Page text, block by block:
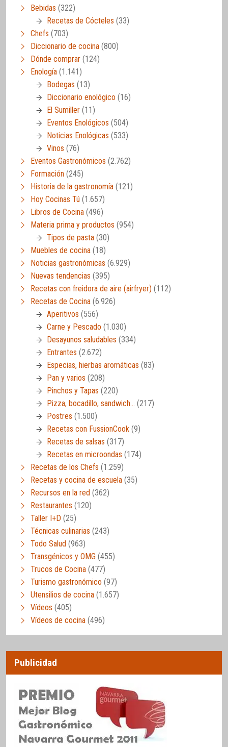
Bebidas (322)
Recetas de Cócteles (33)
Chefs (703)
Diccionario de cocina (800)
Dónde comprar (124)
Enología (1.141)
Bodegas (13)
Diccionario enológico (16)
El Sumiller (11)
Eventos Enológicos (504)
Noticias Enológicas (533)
Vinos (76)
Eventos Gastronómicos (2.762)
Formación (245)
Historia de la gastronomía (121)
Hoy Cocinas Tú (1.657)
Libros de Cocina (496)
Materia prima y productos (954)
Tipos de pasta (30)
Muebles de cocina (18)
Noticias gastronómicas (6.929)
Nuevas tendencias (395)
Recetas con freidora de aire (airfryer) (112)
Recetas de Cocina (6.926)
Aperitivos (556)
Carne y Pescado (1.030)
Desayunos saludables (334)
Entrantes (2.672)
Especias, hierbas aromáticas (83)
Pan y varios (208)
Pinchos y Tapas (220)
Pizza, bocadillo, sandwich… (217)
Postres (1.500)
Recetas con FussionCook (9)
Recetas de salsas (317)
Recetas en microondas (174)
Recetas de los Chefs (1.259)
Recetas y cocina de escuela (35)
Recursos en la red (362)
Restaurantes (120)
Taller I+D (25)
Técnicas culinarias (243)
Todo Salud (963)
Transgénicos y OMG (455)
Trucos de Cocina (477)
Turismo gastronómico (97)
Utensilios de cocina (1.657)
Vídeos (405)
Vídeos de cocina (496)
Publicidad